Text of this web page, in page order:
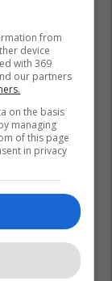
from
device
with 369
our partners
on the basis
managing
of this page
in privacy